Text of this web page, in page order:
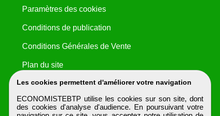
Les cookies permettent d'améliorer votre navigation
ECONOMISTEBTP utilise les cookies sur son site, dont
des cookies d'analyse d'audience. En poursuivant votre
Paramètres des cookies
Conditions de publication
Conditions Générales de Vente
Plan du site